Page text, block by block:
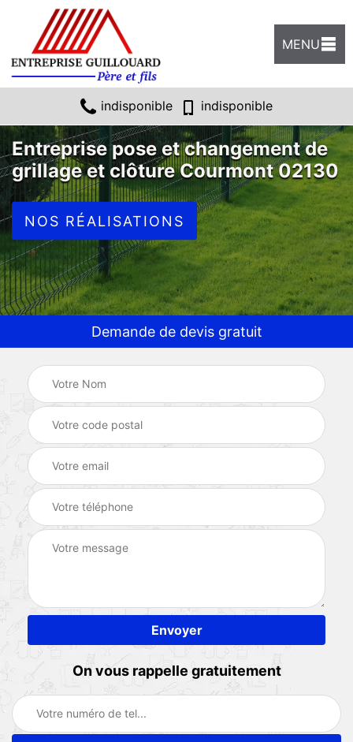
MENU
indisponible indisponible
Entreprise pose et changement de
grillage et clôture Courmont 02130
NOS RÉALISATIONS
Demande de devis gratuit
On vous rappelle gratuitement